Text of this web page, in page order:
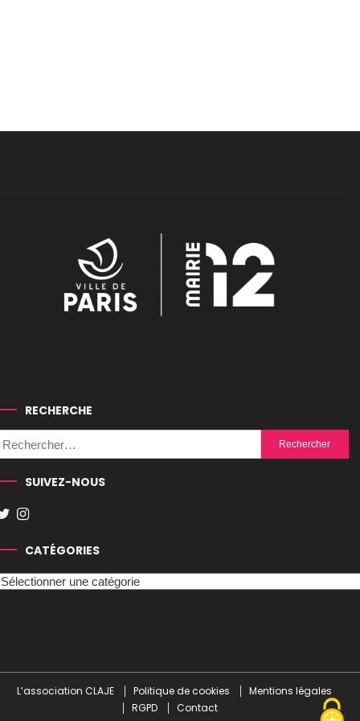
RECHERCHE
Rechercher :
SUIVEZ-NOUS
CATÉGORIES
L’association CLAJE Politique de cookies
Mentions légales
RGPD
Contact